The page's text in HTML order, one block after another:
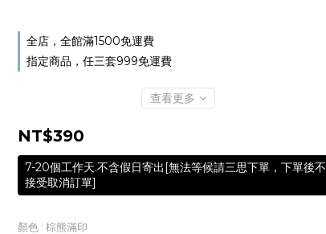
全店，全館滿1500免運費
指定商品，任三套999免運費
查看更多
NT$390
7-20個工作天.不含假日寄出[無法等候請三思下單，下單後不
接受取消訂單]
顏色 : 棕熊滿印